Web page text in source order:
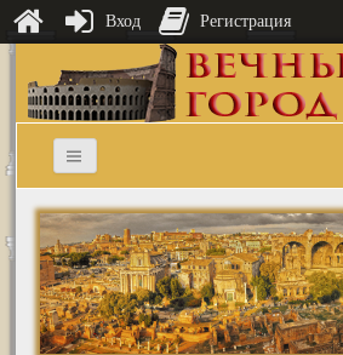
Вход Регистрация